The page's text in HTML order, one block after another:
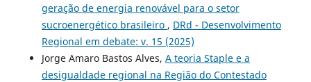
geração de energia renovável para o setor
sucroenergético brasileiro , DRd - Desenvolvimento
Regional em debate: v. 15 (2025)
Jorge Amaro Bastos Alves, A teoria Staple e a
desigualdade regional na Região do Contestado